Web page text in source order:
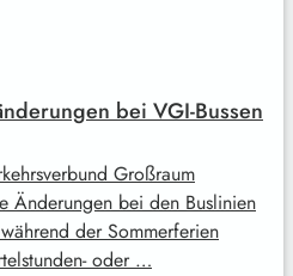
bei VGI-Bussen
Großraum
Änderungen bei den Buslinien
der Sommerferien
oder …